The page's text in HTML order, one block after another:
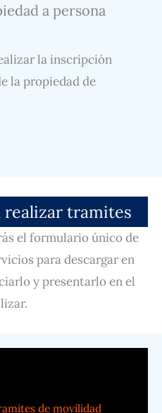
a persona
la inscripción
la propiedad de
realizar tramites
el formulario único de
para descargar en
y presentarlo en el